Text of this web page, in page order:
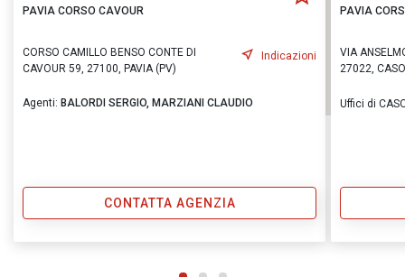
PAVIA CORSO CAVOUR
CORSO CAMILLO BENSO CONTE DI
CAVOUR 59, 27100, PAVIA (PV)
Indicazioni
Agenti: BALORDI SERGIO, MARZIANI CLAUDIO
CONTATTA AGENZIA
PAVIA
VIA
27022,
Uffici di